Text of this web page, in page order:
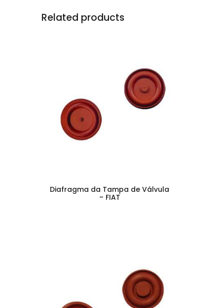
Related products
Diafragma da Tampa de Válvula
– FIAT